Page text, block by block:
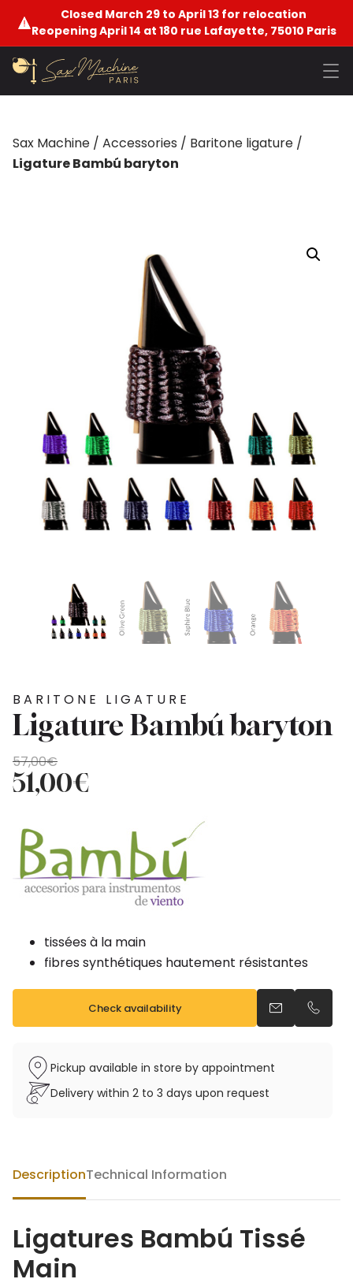
Closed March 29 to April 13 for relocation
Reopening April 14 at 180 rue Lafayette, 75010 Paris
Sax Machine / Accessories / Baritone ligature /
Ligature Bambú baryton
BARITONE LIGATURE
Ligature Bambú baryton
57,00€
Original
price
was:
51,00€
Current
price
is:
tissées à la main
fibres synthétiques hautement résistantes
Check availability Send an email
Call us
Pickup available in store by appointment
Delivery within 2 to 3 days upon request
DescriptionTechnical Information
Ligatures Bambú Tissé
Main